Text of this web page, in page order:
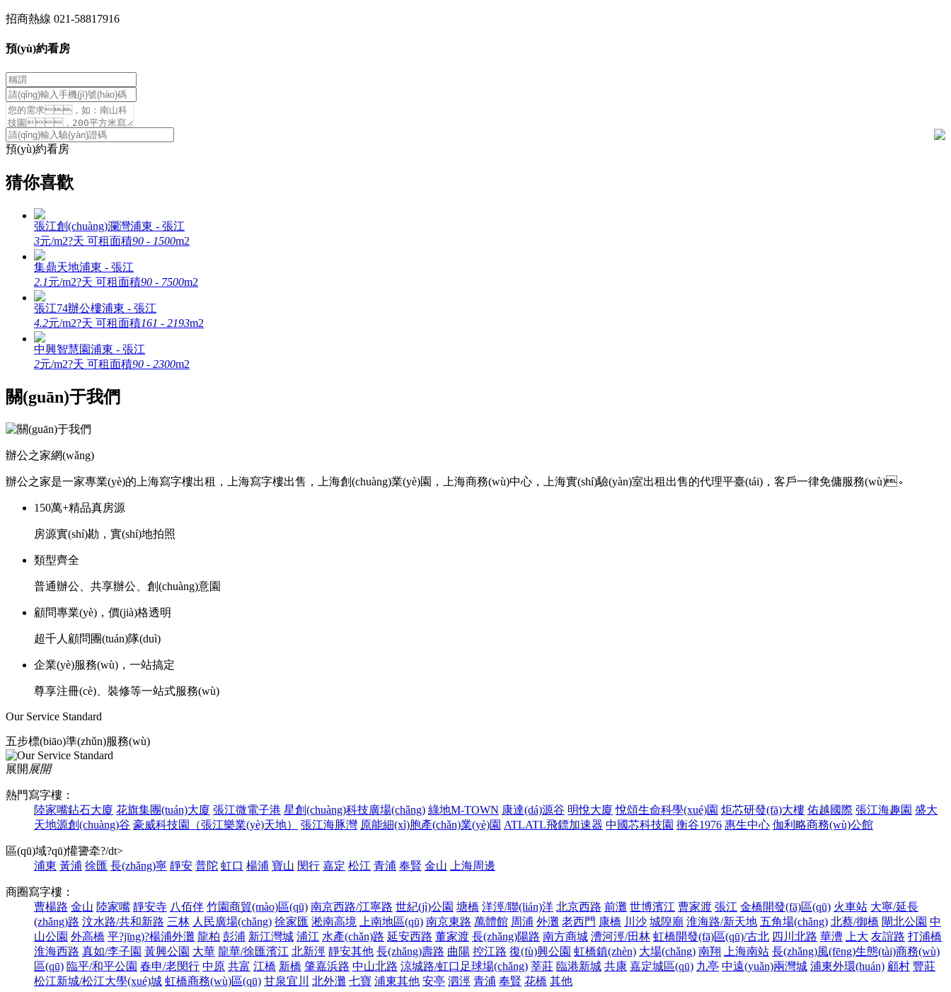
招商熱線 021-58817916
預(yù)約看房
預(yù)約看房
猜你喜歡
張江創(chuàng)瀾灣浦東 - 張江
3元/m2?天 可租面積90 - 1500m2
集鼎天地浦東 - 張江
2.1元/m2?天 可租面積90 - 7500m2
張江74辦公樓浦東 - 張江
4.2元/m2?天 可租面積161 - 2193m2
中興智慧園浦東 - 張江
2元/m2?天 可租面積90 - 2300m2
關(guān)于我們
辦公之家網(wǎng)
辦公之家是一家專業(yè)的上海寫字樓出租，上海寫字樓出售，上海創(chuàng)業(yè)園，上海商務(wù)中心，上海實(shí)驗(yàn)室出租出售的代理平臺(tái)，客戶一律免傭服務(wù)。
150萬+精品真房源
房源實(shí)勘，實(shí)地拍照
類型齊全
普通辦公、共享辦公、創(chuàng)意園
顧問專業(yè)，價(jià)格透明
超千人顧問團(tuán)隊(duì)
企業(yè)服務(wù)，一站搞定
尊享注冊(cè)、裝修等一站式服務(wù)
Our Service Standard
五步標(biāo)準(zhǔn)服務(wù)
展開 展開
熱門寫字樓：
陸家嘴鉆石大廈 花旗集團(tuán)大廈 張江微電子港 星創(chuàng)科技廣場(chǎng) 綠地M-TOWN 康達(dá)源谷 明悅大廈 悅頌生命科學(xué)園 炬芯研發(fā)大樓 佑越國際 張江海趣園 盛大
天地源創(chuàng)谷 豪威科技園（張江樂業(yè)天地） 張江海豚灣 原能細(xì)胞產(chǎn)業(yè)園 ATLATL飛鏢加速器 中國芯科技園 衡谷1976 惠生中心 伽利略商務(wù)公館
區(qū)域?qū)懽謽牵?/dt>
浦東 黃浦 徐匯 長(zhǎng)寧 靜安 普陀 虹口 楊浦 寶山 閔行 嘉定 松江 青浦 奉賢 金山 上海周邊
商圈寫字樓：
曹楊路 金山 陸家嘴 靜安寺 八佰伴 竹園商貿(mào)區(qū) 南京西路/江寧路 世紀(jì)公園 塘橋 洋涇/聯(lián)洋 北京西路 前灘 世博濱江 曹家渡 張江 金橋開發(fā)區(qū) 火車站 大寧/延長
(zhǎng)路 汶水路/共和新路 三林 人民廣場(chǎng) 徐家匯 淞南高境 上南地區(qū) 南京東路 萬體館 周浦 外灘 老西門 康橋 川沙 城隍廟 淮海路/新天地 五角場(chǎng) 北蔡/御橋 閘北公園 中
山公園 外高橋 平?jīng)?楊浦外灘 龍柏 彭浦 新江灣城 浦江 水產(chǎn)路 延安西路 董家渡 長(zhǎng)陽路 南方商城 漕河涇/田林 虹橋開發(fā)區(qū)/古北 四川北路 華漕 上大 友誼路 打浦橋
淮海西路 真如/李子園 黃興公園 大華 龍華/徐匯濱江 北新涇 靜安其他 長(zhǎng)壽路 曲陽 控江路 復(fù)興公園 虹橋鎮(zhèn) 大場(chǎng) 南翔 上海南站 長(zhǎng)風(fēng)生態(tài)商務(wù)
區(qū) 臨平/和平公園 春申/老閔行 中原 共富 江橋 新橋 肇嘉浜路 中山北路 涼城路/虹口足球場(chǎng) 莘莊 臨港新城 共康 嘉定城區(qū) 九亭 中遠(yuǎn)兩灣城 浦東外環(huán) 顧村 豐莊
松江新城/松江大學(xué)城 虹橋商務(wù)區(qū) 甘泉宜川 北外灘 七寶 浦東其他 安亭 泗涇 青浦 奉賢 花橋 其他